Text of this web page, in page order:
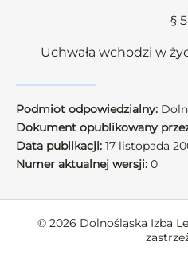
§ 5
Uchwała wchodzi w
Podmiot odpowiedzialny:
Dokument opublikowany
Data publikacji: 17 listopada
Numer aktualnej wersji: 0
© 2026 Dolnośląska Izba